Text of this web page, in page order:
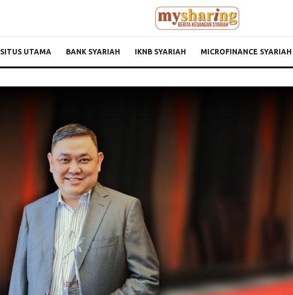
SITUS UTAMA BANK SYARIAH IKNB SYARIAH MICROFINANCE SYARIAH